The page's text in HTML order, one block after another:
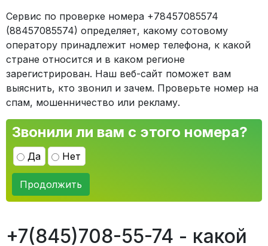
Сервис по проверке номера +78457085574
(88457085574) определяет, какому сотовому
оператору принадлежит номер телефона, к какой
стране относится и в каком регионе
зарегистрирован. Наш веб-сайт поможет вам
выяснить, кто звонил и зачем. Проверьте номер на
спам, мошенничество или рекламу.
Звонили ли вам с этого номера?
Да Нет
Продолжить
+7(845)708-55-74 - какой